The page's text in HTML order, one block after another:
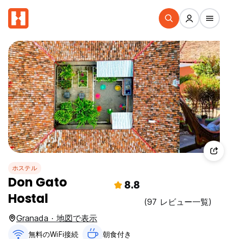
ホステル
Don Gato
Hostal
8.8
(97 レビュー一覧)
Granada · 地図で表示
無料のWiFi接続 朝食付き‎